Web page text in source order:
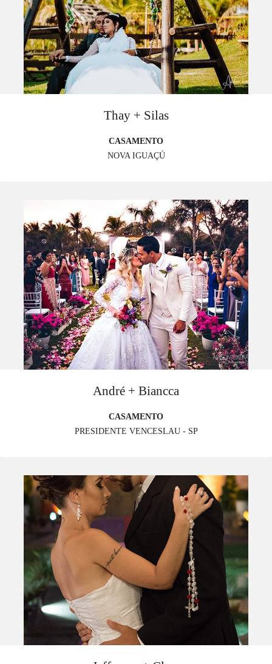
Thay + Silas
CASAMENTO
NOVA IGUAÇÚ
André + Biancca
CASAMENTO
PRESIDENTE VENCESLAU - SP